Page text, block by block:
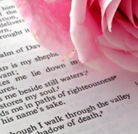
ÖkumeneW
i